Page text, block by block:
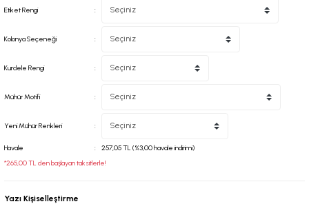
Etiket Rengi
Kolonya Seçeneği
Kurdele Rengi
Mühür Motifi
Yeni Mühür Renkleri
Havale
257,05 TL (%3,00 havale indirimi)
*265,00 TL den başlayan taksitlerle!
Yazı Kişiselleştirme